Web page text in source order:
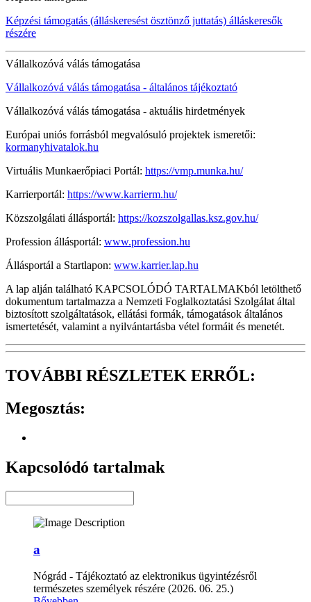
Képzési támogatás (álláskeresést ösztönző juttatás) álláskeresők
részére
Vállalkozóvá válás támogatása
Vállalkozóvá válás támogatása - általános tájékoztató
Vállalkozóvá válás támogatása - aktuális hirdetmények
Európai uniós forrásból megvalósuló projektek ismeretői:
kormanyhivatalok.hu
Virtuális Munkaerőpiaci Portál: https://vmp.munka.hu/
Karrierportál: https://www.karrierm.hu/
Közszolgálati állásportál: https://kozszolgallas.ksz.gov.hu/
Profession állásportál: www.profession.hu
Állásportál a Startlapon: www.karrier.lap.hu
A lap alján található KAPCSOLÓDÓ TARTALMAKból letölthető
dokumentum tartalmazza a Nemzeti Foglalkoztatási Szolgálat által
biztosított szolgáltatások, ellátási formák, támogatások általános
ismertetését, valamint a nyilvántartásba vétel formáit és menetét.
TOVÁBBI RÉSZLETEK ERRŐL:
Megosztás:
Kapcsolódó tartalmak
a
Nógrád - Tájékoztató az elektronikus ügyintézésről
természetes személyek részére (2026. 06. 25.)